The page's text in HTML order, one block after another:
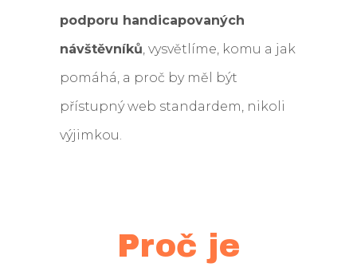
podporu handicapovaných
návštěvníků , vysvětlíme, komu a jak
pomáhá, a proč by měl být
přístupný web standardem, nikoli
výjimkou.
Proč je